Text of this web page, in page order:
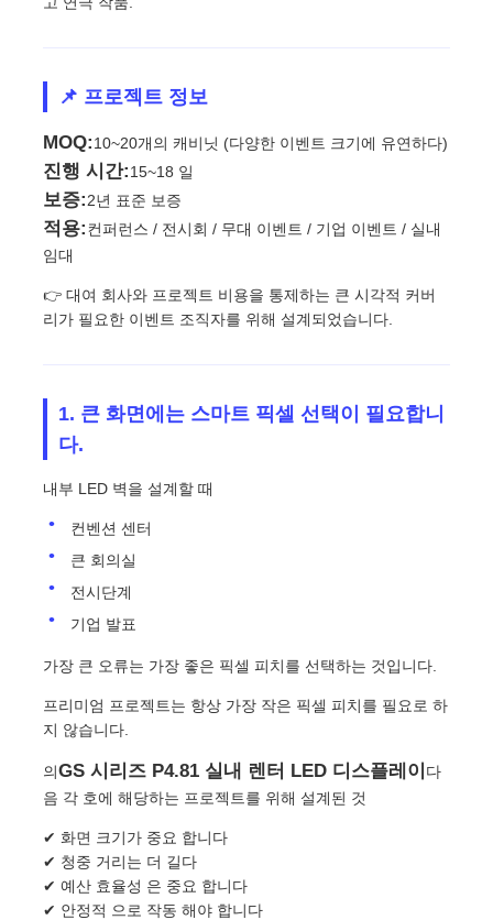
비디오
VR 쇼
회사 소개
공장 견학
품질 관리
문의하기
뉴스
사례
📌 프로젝트 정보
MOQ:10~20개의 캐비닛 (다양한 이벤트 크기에 유연하다)
진행 시간:15~18 일
보증:2년 표준 보증
적용:컨퍼런스 / 전시회 / 무대 이벤트 / 기업 이벤트 / 실내
임대
👉 대여 회사와 프로젝트 비용을 통제하는 큰 시각적 커버
리가 필요한 이벤트 조직자를 위해 설계되었습니다.
1. 큰 화면에는 스마트 픽셀 선택이 필요합니
다.
내부 LED 벽을 설계할 때
컨벤션 센터
큰 회의실
전시단계
기업 발표
가장 큰 오류는 가장 좋은 픽셀 피치를 선택하는 것입니다.
프리미엄 프로젝트는 항상 가장 작은 픽셀 피치를 필요로 하
지 않습니다.
의GS 시리즈 P4.81 실내 렌터 LED 디스플레이 다
음 각 호에 해당하는 프로젝트를 위해 설계된 것
✔ 화면 크기가 중요 합니다
✔ 청중 거리는 더 길다
✔ 예산 효율성 은 중요 합니다
✔ 안정적 으로 작동 해야 합니다